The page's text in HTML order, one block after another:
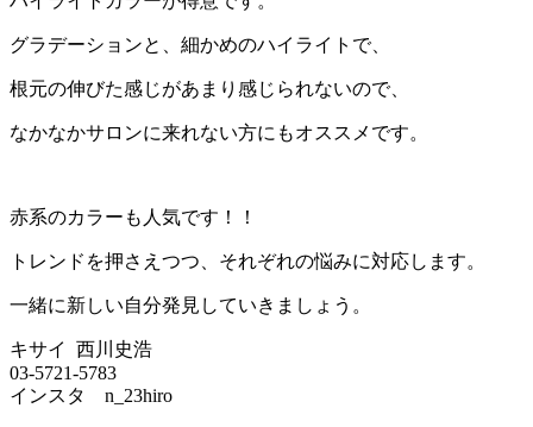
グラデーションと、細かめのハイライトで、
根元の伸びた感じがあまり感じられないので、
なかなかサロンに来れない方にもオススメです。
赤系のカラーも人気です！！
トレンドを押さえつつ、それぞれの悩みに対応します。
一緒に新しい自分発見していきましょう。
キサイ 西川史浩
03-5721-5783
インスタ n_23hiro